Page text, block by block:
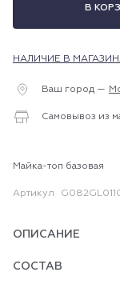
В
НАЛИЧИЕ В
Ваш город —
Самовывоз из
Майка-топ базовая
Артикул
ОПИСАНИЕ
СОСТАВ